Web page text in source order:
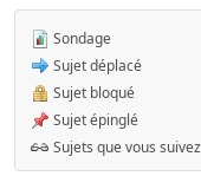
Sondage
Sujet déplacé
Sujet bloqué
Sujet épinglé
Sujets que vous suivez